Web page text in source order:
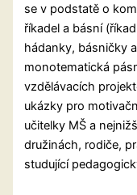
se v podstatě o
říkadel a básní
hádanky, básničky
monotematická
vzdělávacích
ukázky pro
učitelky MŠ a
družinách, rodiče,
studující